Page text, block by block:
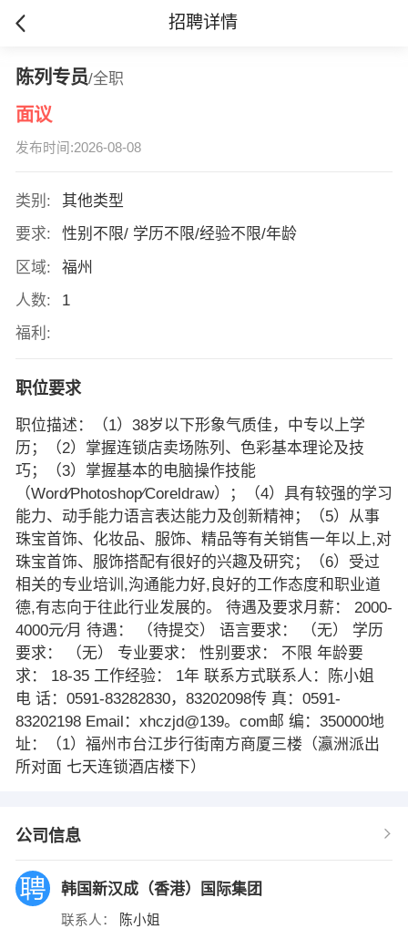
招聘详情
陈列专员/全职
面议
发布时间:2026-08-08
类别:
其他类型
要求:
性别不限/ 学历不限/经验不限/年龄
区域:
福州
人数:
1
福利:
职位要求
职位描述：（1）38岁以下形象气质佳，中专以上学
历；（2）掌握连锁店卖场陈列、色彩基本理论及技
巧；（3）掌握基本的电脑操作技能
（Word∕Photoshop∕Coreldraw）；（4）具有较强的学习
能力、动手能力语言表达能力及创新精神；（5）从事
珠宝首饰、化妆品、服饰、精品等有关销售一年以上,对
珠宝首饰、服饰搭配有很好的兴趣及研究；（6）受过
相关的专业培训,沟通能力好,良好的工作态度和职业道
德,有志向于往此行业发展的。 待遇及要求月薪： 2000-
4000元∕月 待遇： （待提交） 语言要求： （无） 学历
要求： （无） 专业要求： 性别要求： 不限 年龄要
求： 18-35 工作经验： 1年 联系方式联系人：陈小姐
电 话：0591-83282830，83202098传 真：0591-
83202198 Email：xhczjd@139。com邮 编：350000地
址：（1）福州市台江步行街南方商厦三楼（瀛洲派出
所对面 七天连锁酒店楼下）
公司信息
韩国新汉成（香港）国际集团
联系人： 陈小姐